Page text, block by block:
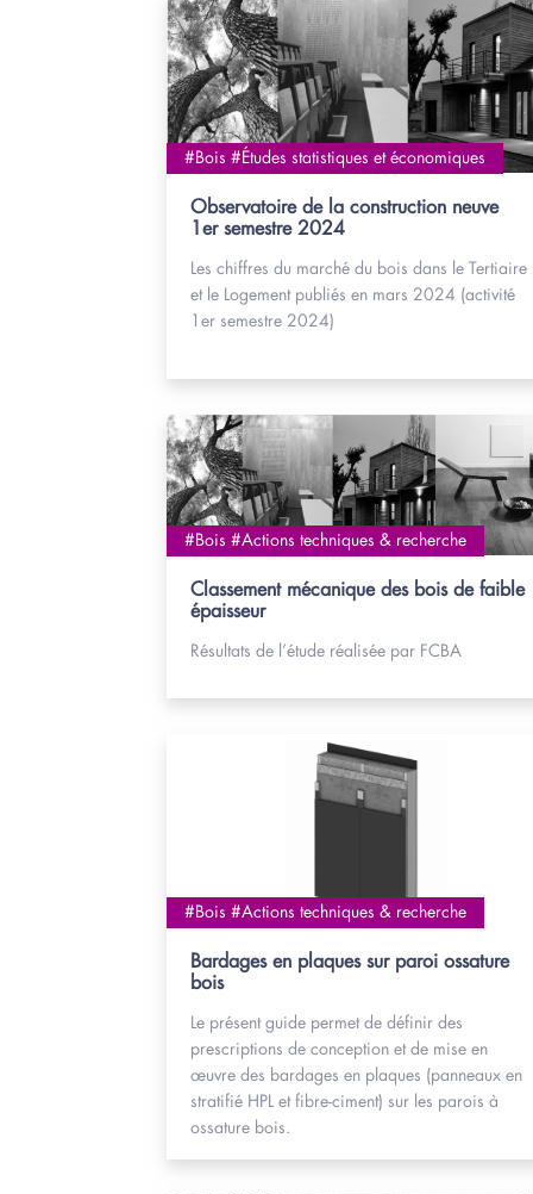
#Bois #Études statistiques et économiques
Observatoire de la construction neuve
1er semestre 2024
Les chiffres du marché du bois dans le Tertiaire
et le Logement publiés en mars 2024 (activité
1er semestre 2024)
#Bois #Actions techniques & recherche
Classement mécanique des bois de faible
épaisseur
Résultats de l’étude réalisée par FCBA
#Bois #Actions techniques & recherche
Bardages en plaques sur paroi ossature
bois
Le présent guide permet de définir des
prescriptions de conception et de mise en
œuvre des bardages en plaques (panneaux en
stratifié HPL et fibre-ciment) sur les parois à
ossature bois.